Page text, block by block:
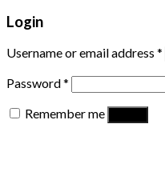
Login
Username or email address *
Password*
Remember me